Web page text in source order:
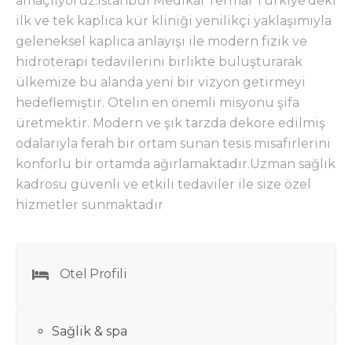
ilk ve tek kaplıca kür kliniği yenilikçi yaklaşımıyla
geleneksel kaplıca anlayışı ile modern fizik ve
hidroterapi tedavilerini birlikte buluşturarak
ülkemize bu alanda yeni bir vizyon getirmeyi
hedeflemiştir. Otelin en önemli misyonu şifa
üretmektir. Modern ve şık tarzda dekore edilmiş
odalarıyla ferah bir ortam sunan tesis misafirlerini
konforlu bir ortamda ağırlamaktadır.Uzman sağlık
kadrosu güvenli ve etkili tedaviler ile size özel
hizmetler sunmaktadır
Otel Profili
Sağlik & spa